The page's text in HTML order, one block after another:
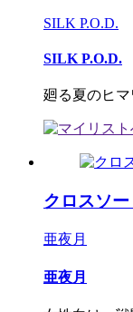
SILK P.O.D.
SILK P.O.D.
廻る夏のヒ
クロスソー
亜夜月
亜夜月